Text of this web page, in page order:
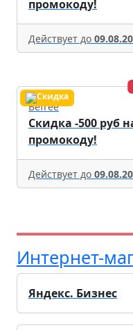
промокоду!
Действует до
Befree
Скидка -500 руб
промокоду!
Действует до
Интернет-
Яндекс. Бизнес